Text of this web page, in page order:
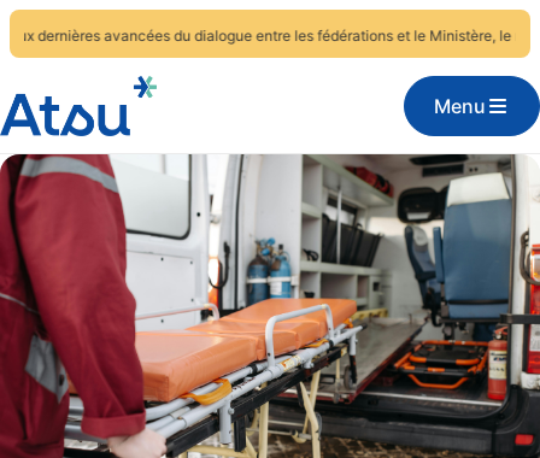
avancées du dialogue entre les fédérations et le Ministère, le module de
Menu